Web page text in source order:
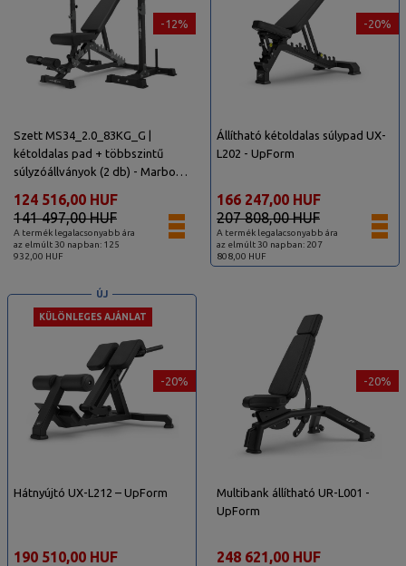
-12%
Szett MS34_2.0_83KG_G |
kétoldalas pad + többszintű
súlyzóállványok (2 db) - Marbo
A termék legalacsonyabb ára
az elmúlt 30 napban: 125
932,00 HUF
141 497,00 HUF
124 516,00 HUF
-20%
Állítható kétoldalas súlypad UX-
L202 - UpForm
A termék legalacsonyabb ára
az elmúlt 30 napban: 207
808,00 HUF
207 808,00 HUF
166 247,00 HUF
-20%
KÜLÖNLEGES AJÁNLAT
ÚJ
Hátnyújtó UX-L212 – UpForm
190 510,00 HUF
-20%
Multibank állítható UR-L001 -
UpForm
248 621,00 HUF